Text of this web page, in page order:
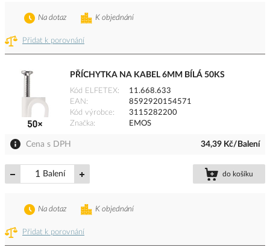
Přidat k porovnání
K objednání
Na dotaz
PŘÍCHYTKA NA KABEL 6MM BÍLÁ 50KS
Kód ELFETEX
11.668.633
EAN
8592920154571
Kód výrobce
3115282200
Značka
EMOS
Cena s DPH 34,39 Kč/Balení
Balení do košíku
Přidat k porovnání
K objednání
Na dotaz